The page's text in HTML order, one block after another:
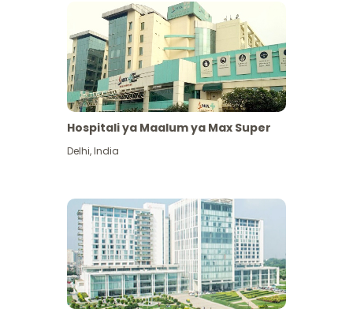
Hospitali ya Maalum ya Max Super
Delhi,India